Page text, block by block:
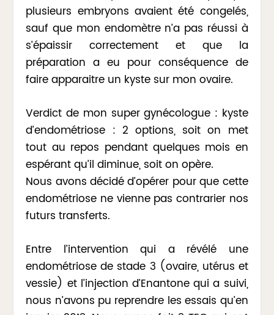
plusieurs embryons avaient été congelés,
sauf que mon endomètre n’a pas réussi à
s’épaissir correctement et que la
préparation a eu pour conséquence de
faire apparaitre un kyste sur mon ovaire.
Verdict de mon super gynécologue : kyste
d’endométriose : 2 options, soit on met
tout au repos pendant quelques mois en
espérant qu’il diminue, soit on opère.
Nous avons décidé d’opérer pour que cette
endométriose ne vienne pas contrarier nos
futurs transferts.
Entre l’intervention qui a révélé une
endométriose de stade 3 (ovaire, utérus et
vessie) et l’injection d’Enantone qui a suivi,
nous n’avons pu reprendre les essais qu’en